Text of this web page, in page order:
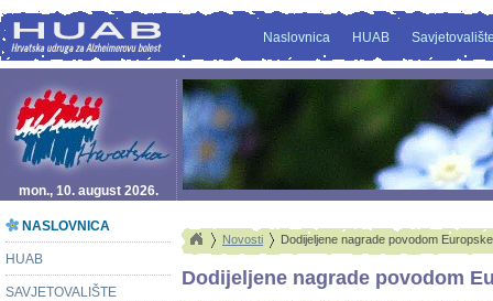
Naslovnica HUAB
mon., 10. august 2026.
NASLOVNICA
HUAB
SAVJETOVALIŠTE
Novosti Dodijeljene nagrade povodom
Dodijeljene nagrade povodom